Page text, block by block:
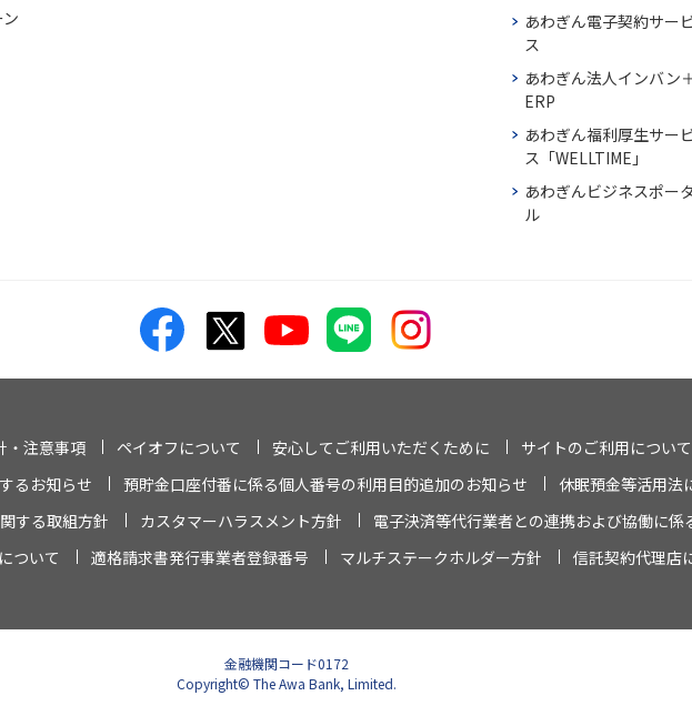
あわぎん電子契約サー
ス
あわぎん法人インバン
ERP
あわぎん福利厚生サー
ス「WELLTIME」
あわぎんビジネスポータ
ル
・注意事項 ペイオフについて 安心してご利用いただくために サイトのご利用について
るお知らせ
預貯金口座付番に係る個人番号の利用目的追加のお知らせ
休眠預金等活用法
する取組方針
カスタマーハラスメント方針
電子決済等代行業者との連携および協働に係
ついて
適格請求書発行事業者登録番号 マルチステークホルダー方針 信託契約代理店
金融機関コード0172
Copyright© The Awa Bank, Limited.